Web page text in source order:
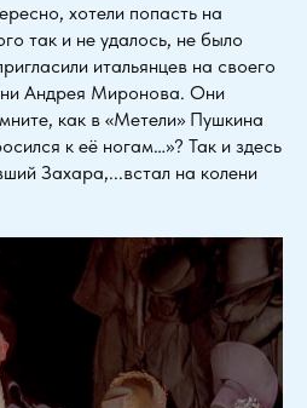
хотели попасть на
так и не удалось, не было
итальянцев на своего
Андрея Миронова. Они
как в «Метели» Пушкина
к её ногам…»? Так и здесь
Захара,...встал на колени